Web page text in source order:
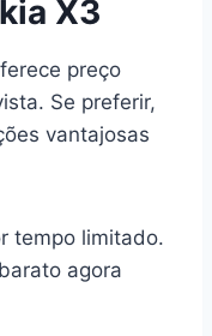
X3
preço
Se preferir,
vantajosas
tempo limitado.
agora